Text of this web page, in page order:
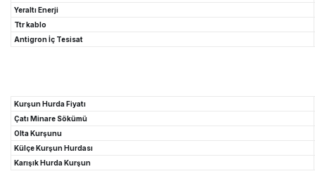
Yeraltı Enerji
Ttr kablo
Antigron İç Tesisat
Kurşun Hurda Fiyatı
Çatı Minare Sökümü
Olta Kurşunu
Külçe Kurşun Hurdası
Karışık Hurda Kurşun